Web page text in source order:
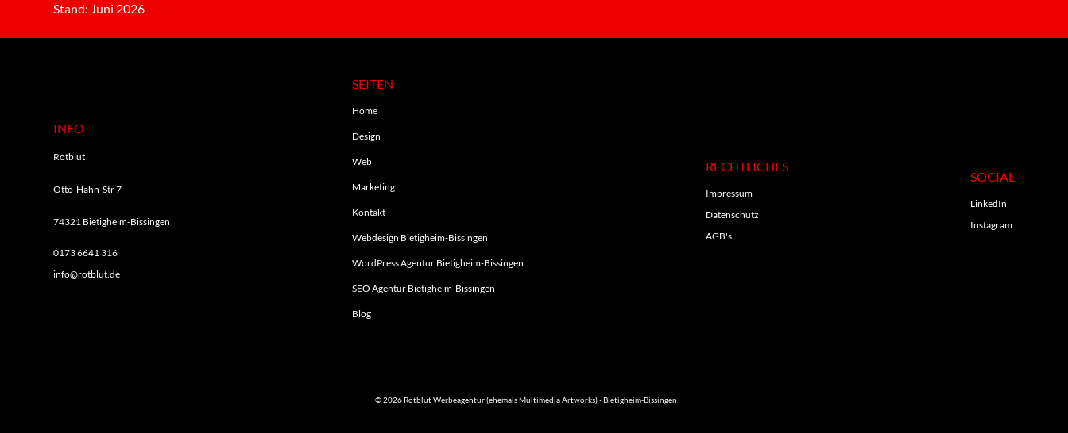
Stand: Juni 2026
INFO
Rotblut
Otto-Hahn-Str 7
74321 Bietigheim-Bissingen
0173 6641 316
info@rotblut.de
SEITEN
Home
Design
Web
Marketing
Kontakt
Webdesign Bietigheim-Bissingen
WordPress Agentur Bietigheim-Bissingen
SEO Agentur Bietigheim-Bissingen
Blog
RECHTLICHES
Impressum
Datenschutz
AGB's
SOCIAL
LinkedIn
Instagram
© 2026 Rotblut Werbeagentur (ehemals Multimedia Artworks) · Bietigheim-Bissingen